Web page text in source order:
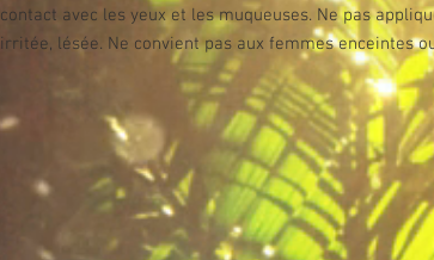
contact avec les yeux et les muqueuses. Ne pas
irritée, lésée. Ne convient pas aux femmes enceintes